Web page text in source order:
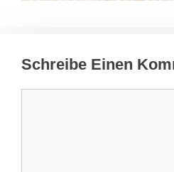
Schreibe Einen